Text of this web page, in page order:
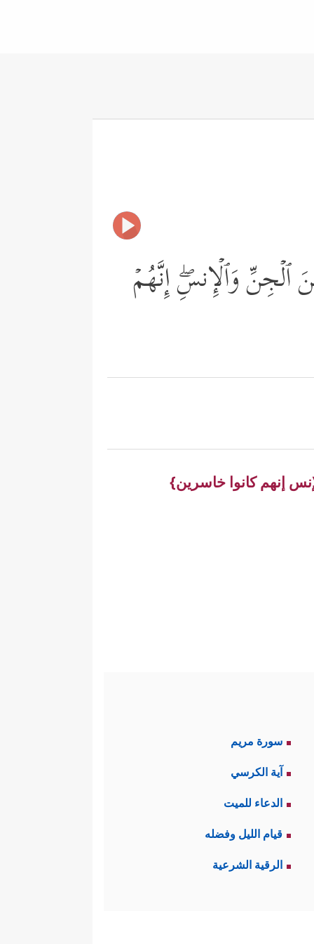
ٱلۡجِنِّ وَٱلۡإِنسِۖ إِنَّهُمۡ
إنهم كانوا خاسرين}
سورة مريم
آية الكرسي
الدعاء للميت
قيام الليل وفضله
الرقية الشرعية